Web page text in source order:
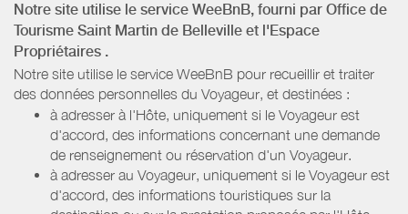
Notre site utilise le service WeeBnB, fourni par Office de
Tourisme Saint Martin de Belleville et l'Espace
Propriétaires .
Notre site utilise le service WeeBnB pour recueillir et traiter
des données personnelles du Voyageur, et destinées :
à adresser à l'Hôte, uniquement si le Voyageur est
d'accord, des informations concernant une demande
de renseignement ou réservation d'un Voyageur.
à adresser au Voyageur, uniquement si le Voyageur est
d'accord, des informations touristiques sur la